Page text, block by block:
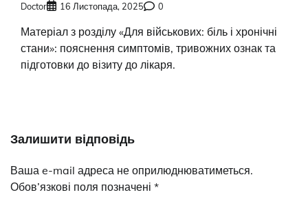
Doctor 16 Листопада, 2025 0
Матеріал з розділу «Для військових: біль і хронічні
стани»: пояснення симптомів, тривожних ознак та
підготовки до візиту до лікаря.
Залишити відповідь
Ваша e-mail адреса не оприлюднюватиметься.
Обов’язкові поля позначені *